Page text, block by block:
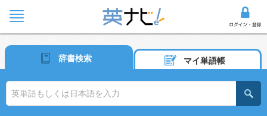
辞書検索 マイ単語帳